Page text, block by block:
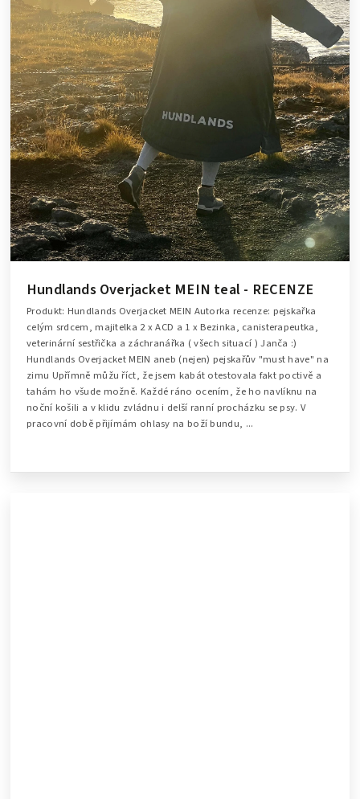
Hundlands Overjacket MEIN teal - RECENZE
Produkt: Hundlands Overjacket MEIN Autorka recenze: pejskařka
celým srdcem, majitelka 2 x ACD a 1 x Bezinka, canisterapeutka,
veterinární sestřička a záchranářka ( všech situací ) Janča :)
Hundlands Overjacket MEIN aneb (nejen) pejskařův "must have" na
zimu Upřímně můžu říct, že jsem kabát otestovala fakt poctivě a
tahám ho všude možně. Každé ráno ocením, že ho navlíknu na
noční košili a v klidu zvládnu i delší ranní procházku se psy. V
pracovní době přijímám ohlasy na boží bundu, ...